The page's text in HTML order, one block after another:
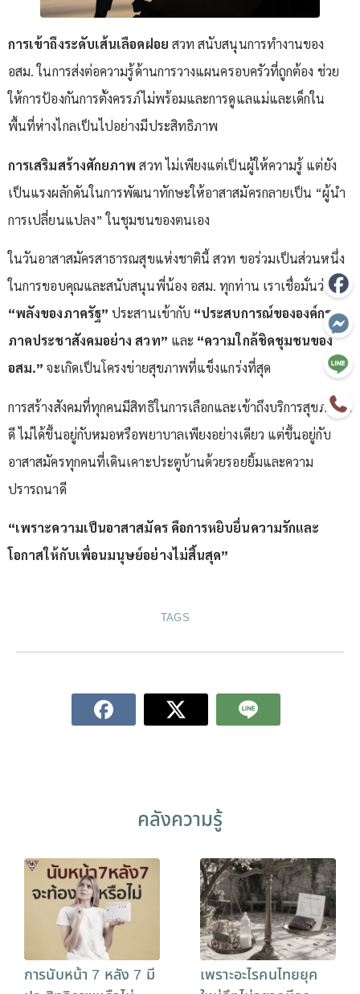
การเข้าถึงระดับเส้นเลือดฝอย สวท สนับสนุนการทำงานของ
อสม. ในการส่งต่อความรู้ด้านการวางแผนครอบครัวที่ถูกต้อง ช่วย
ให้การป้องกันการตั้งครรภ์ไม่พร้อมและการดูแลแม่และเด็กใน
พื้นที่ห่างไกลเป็นไปอย่างมีประสิทธิภาพ
การเสริมสร้างศักยภาพ สวท ไม่เพียงแต่เป็นผู้ให้ความรู้ แต่ยัง
เป็นแรงผลักดันในการพัฒนาทักษะให้อาสาสมัครกลายเป็น “ผู้นำ
การเปลี่ยนแปลง” ในชุมชนของตนเอง
ในวันอาสาสมัครสาธารณสุขแห่งชาตินี้ สวท ขอร่วมเป็นส่วนหนึ่ง
ในการขอบคุณและสนับสนุนพี่น้อง อสม. ทุกท่าน เราเชื่อมั่นว่าเมื่อ
“พลังของภาครัฐ” ประสานเข้ากับ “ประสบการณ์ขององค์กร
ภาคประชาสังคมอย่าง สวท” และ “ความใกล้ชิดชุมชนของ
อสม.” จะเกิดเป็นโครงข่ายสุขภาพที่แข็งแกร่งที่สุด
การสร้างสังคมที่ทุกคนมีสิทธิในการเลือกและเข้าถึงบริการสุขภาพที่
ดี ไม่ได้ขึ้นอยู่กับหมอหรือพยาบาลเพียงอย่างเดียว แต่ขึ้นอยู่กับ
อาสาสมัครทุกคนที่เดินเคาะประตูบ้านด้วยรอยยิ้มและความ
ปรารถนาดี
“เพราะความเป็นอาสาสมัคร คือการหยิบยื่นความรักและ
โอกาสให้กับเพื่อนมนุษย์อย่างไม่สิ้นสุด”
TAGS
คลังความรู้
การนับหน้า 7 หลัง 7 มี
เพราะอะไรคนไทยยุค